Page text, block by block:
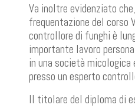
Va inoltre evidenziato
frequentazione del corso
controllore di funghi è
importante lavoro
in una società micologica
presso un esperto
Il titolare del diploma di